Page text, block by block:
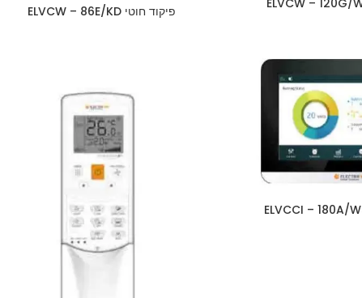
פיקוד חוטי ELVCW – 86E/KD